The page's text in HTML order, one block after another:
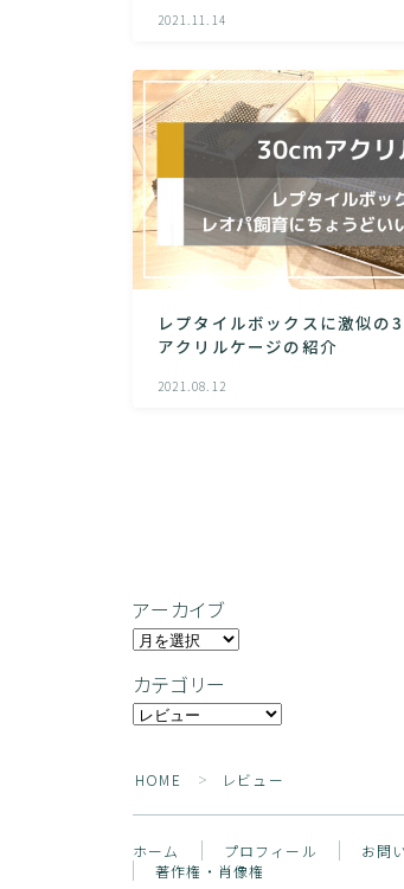
2021.11.14
レプタイルボックスに激似
アクリルケージの紹介
2021.08.12
アーカイブ
ア
カ
イ
カテゴリー
カ
ゴ
ー
HOME ＞ レビュー
ホーム プロフィール お問
著作権・肖像権